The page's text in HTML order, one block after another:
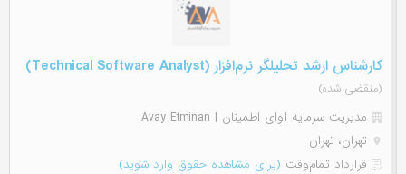
کارشناس ارشد تحلیلگر نرم‌افزار (Technical Software Analyst)
(منقضی شده)
مدیریت سرمایه آوای اطمینان | Avay Etminan
تهران، تهران
قرارداد تمام‌وقت (برای مشاهده حقوق وارد شوید)